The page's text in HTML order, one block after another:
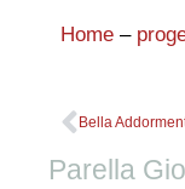
Home –
Bella
Parella